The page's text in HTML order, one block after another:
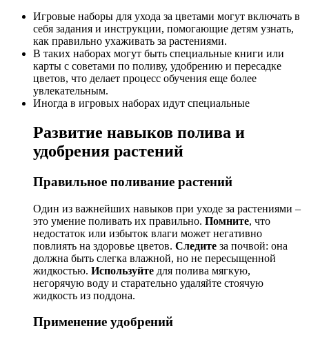
Игровые наборы для ухода за цветами могут включать в
себя задания и инструкции, помогающие детям узнать,
как правильно ухаживать за растениями.
В таких наборах могут быть специальные книги или
карты с советами по поливу, удобрению и пересадке
цветов, что делает процесс обучения еще более
увлекательным.
Иногда в игровых наборах идут специальные
Развитие навыков полива и
удобрения растений
Правильное поливание растений
Один из важнейших навыков при уходе за растениями –
это умение поливать их правильно. Помните, что
недостаток или избыток влаги может негативно
повлиять на здоровье цветов. Следите за почвой: она
должна быть слегка влажной, но не пересыщенной
жидкостью. Используйте для полива мягкую,
негорячую воду и старательно удаляйте стоячую
жидкость из поддона.
Применение удобрений